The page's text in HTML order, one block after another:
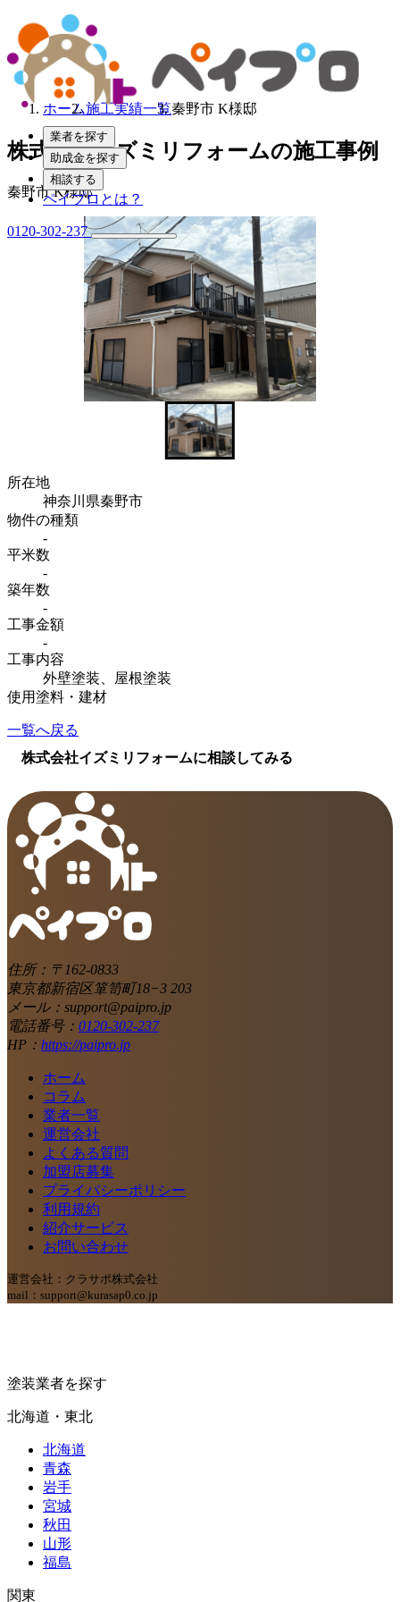
業者を探す
助成金を探す
相談する
ペイプロとは？
0120-302-237
ホーム施工実績一覧秦野市 K様邸
株式会社イズミリフォームの施工事例
秦野市 K様邸
所在地
神奈川県秦野市
物件の種類
-
平米数
-
築年数
-
工事金額
-
工事内容
外壁塗装、屋根塗装
使用塗料・建材
一覧へ戻る
株式会社イズミリフォームに相談してみる
住所：〒162-0833
東京都新宿区箪笥町18−3 203
メール：support@paipro.jp
電話番号： 0120-302-237
HP： https://paipro.jp
ホーム
コラム
業者一覧
運営会社
よくある質問
加盟店募集
プライバシーポリシー
利用規約
紹介サービス
お問い合わせ
運営会社：クラサポ株式会社
mail：support@kurasap0.co.jp
塗装業者を探す
北海道・東北
北海道
青森
岩手
宮城
秋田
山形
福島
関東